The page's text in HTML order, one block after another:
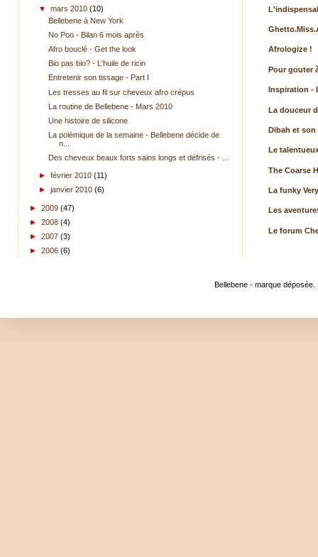
▼
mars 2010 (10)
Bellebene à New York
No Poo - Bilan 6 mois après
Afro bouclé - Get the look
Bio pas bio? - L'huile de ricin
Entretenir son tissage - Part I
Les tresses au fil sur cheveux afro crépus
La routine de Bellebene - Mars 2010
Une histoire de silicone
La polémique de la semaine - Bellebene décide de
n...
Des cheveux beaux forts sains longs et défrisés - ...
► février 2010 (11)
► janvier 2010 (6)
► 2009 (47)
► 2008 (4)
► 2007 (3)
► 2006 (6)
Afrologize !
Pour gouter
Inspiration -
La douceur
Dibah et son
Le
The Coarse
La funky
Les
Le forum
Bellebene - marque